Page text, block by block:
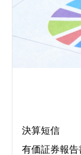
決算短信
有価証券報告